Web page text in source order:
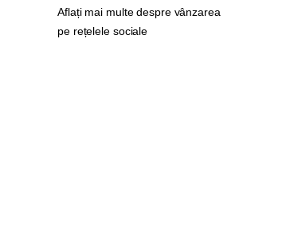
Aflați mai multe despre vânzarea
pe rețelele sociale